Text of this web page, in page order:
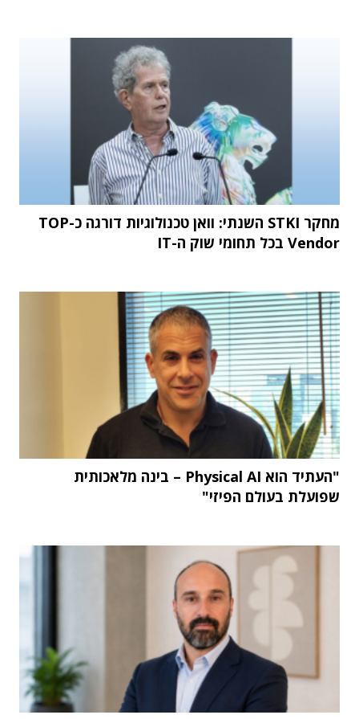
מחקר STKI השנתי: וואן טכנולוגיות דורגה כ-TOP
Vendor בכל תחומי שוק ה-IT
"העתיד הוא Physical AI – בינה מלאכותית
שפועלת בעולם הפיזי"